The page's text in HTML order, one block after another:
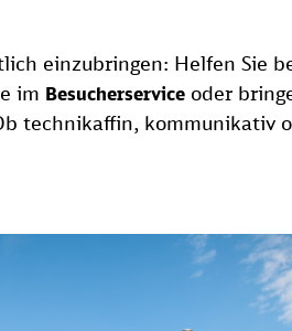
einzubringen: Helfen Sie
im Besucherservice oder
technikaffin, kommunikativ